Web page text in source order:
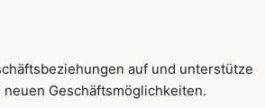
auf und unterstütze
Geschäftsmöglichkeiten.